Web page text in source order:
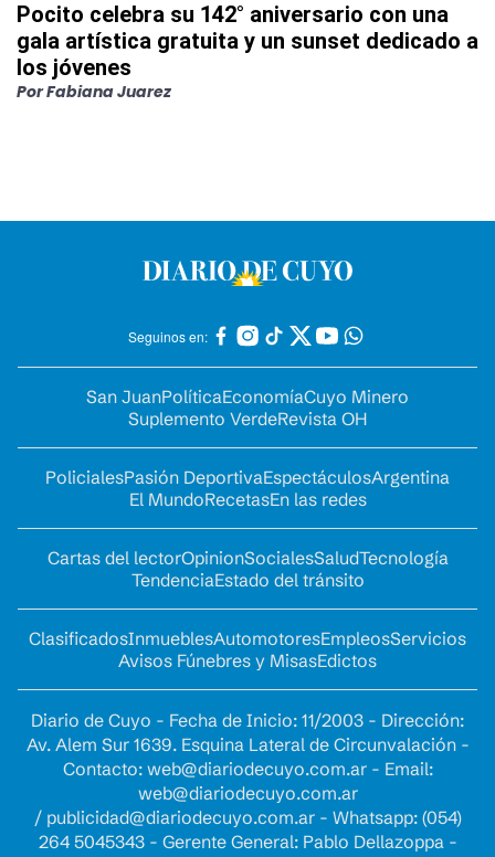
Pocito celebra su 142° aniversario con una
gala artística gratuita y un sunset dedicado a
los jóvenes
PorFabiana Juarez
Seguinos en:
San JuanPolíticaEconomíaCuyo Minero
Suplemento VerdeRevista OH
PolicialesPasión DeportivaEspectáculosArgentina
El MundoRecetasEn las redes
Cartas del lectorOpinionSocialesSaludTecnología
TendenciaEstado del tránsito
ClasificadosInmueblesAutomotoresEmpleosServicios
Avisos Fúnebres y MisasEdictos
Diario de Cuyo - Fecha de Inicio: 11/2003 - Dirección:
Av. Alem Sur 1639. Esquina Lateral de Circunvalación -
Contacto: web@diariodecuyo.com.ar- Email:
web@diariodecuyo.com.ar
/ publicidad@diariodecuyo.com.ar- Whatsapp: (054)
264 5045343 - Gerente General: Pablo Dellazoppa -